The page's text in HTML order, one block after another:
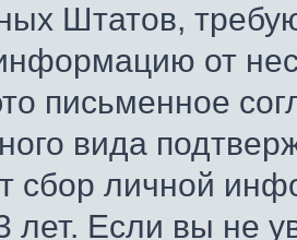
Штатов,
от
письменное
вида
сбор личной
лет. Если вы не